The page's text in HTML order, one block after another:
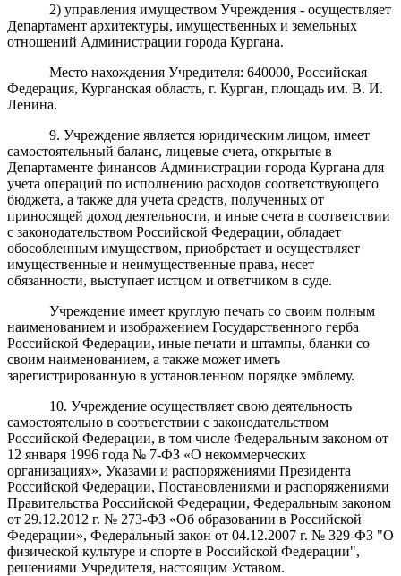
2) управления имуществом Учреждения- осуществляет
Департамент архитектуры, имущественных и земельных
отношений Администрации города Кургана.
Место нахождения Учредителя: 640000, Российская
Федерация, Курганская область, г. Курган, площадь им. В. И.
Ленина.
9. Учреждение является юридическим лицом, имеет
самостоятельный баланс, лицевые счета, открытые в
Департаменте финансов Администрации города Кургана для
учета операций по исполнению расходов соответствующего
бюджета, а также для учета средств, полученных от
приносящей доход деятельности, и иные счета в соответствии
с законодательством Российской Федерации, обладает
обособленным имуществом, приобретает и осуществляет
имущественные и неимущественные права, несет
обязанности, выступает истцом и ответчиком в суде.
Учреждение имеет круглую печать со своим полным
наименованием и изображением Государственного герба
Российской Федерации, иные печати и штампы, бланки со
своим наименованием, а также может иметь
зарегистрированную в установленном порядке эмблему.
10. Учреждение осуществляет свою деятельность
самостоятельно в соответствии с законодательством
Российской Федерации, в том числе Федеральным законом от
12 января 1996 года № 7-ФЗ «О некоммерческих
организациях», Указами и распоряжениями Президента
Российской Федерации, Постановлениями и распоряжениями
Правительства Российской Федерации, Федеральным законом
от 29.12.2012 г. № 273-ФЗ «Об образовании в Российской
Федерации», Федеральный закон от 04.12.2007 г. № 329-ФЗ "О
физической культуре и спорте в Российской Федерации",
решениями Учредителя, настоящим Уставом.